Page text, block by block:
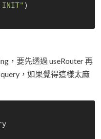
INIT" )
，要先透過 useRouter 再
，如果覺得這樣太麻